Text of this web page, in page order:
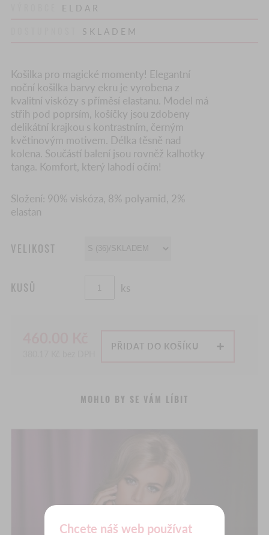
ELDAR
SKLADEM
Košilka pro magické momenty! Elegantní
noční košilka barvy ekru je vyrobena z
kvalitní viskózy s příměsí elastanu. Model má
střih pod poprsím, košíčky jsou zdobeny
delikátní krajkou s kontrastním, černým
květinovým motivem. Délka těsně nad
kolena. Součástí balení jsou rovněž kalhotky
tanga. Komfort, který lahodí očím!
Složení: 90% viskóza, 8% polyamid, 2%
elastan
VELIKOST
KUSŮ ks
PŘIDAT DO KOŠÍKU
MOHLO BY SE VÁM LÍBIT
Chcete náš web používat